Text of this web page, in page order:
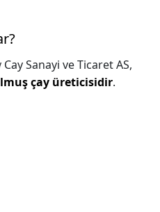
Sanayi ve Ticaret AS,
çay üreticisidir.